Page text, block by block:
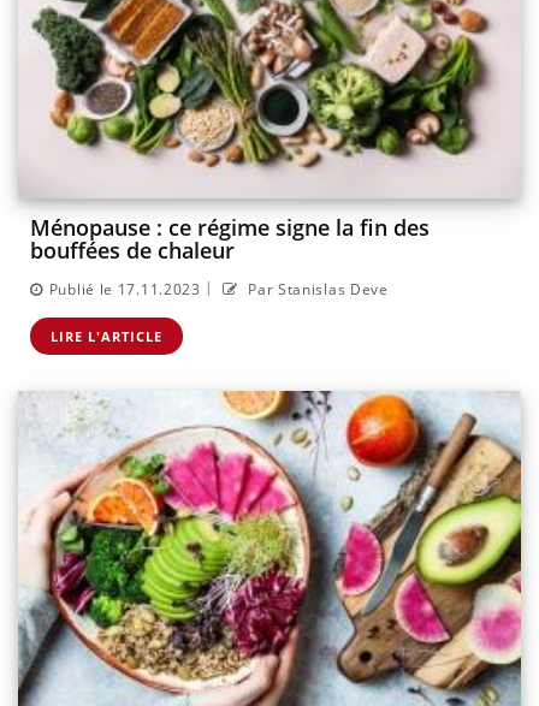
Ménopause : ce régime signe la fin des
bouffées de chaleur
Publié le 17.11.2023 | Par Stanislas Deve
LIRE L'ARTICLE